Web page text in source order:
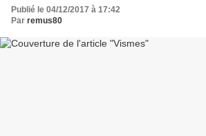
Publié le 04/12/2017 à 17:42
Par remus80